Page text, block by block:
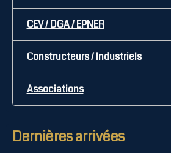
CEV / DGA / EPNER
Constructeurs / Industriels
Associations
Dernières arrivées